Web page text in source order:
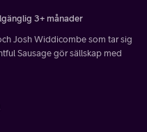
3+ månader
Josh Widdicombe som tar sig
Sausage gör sällskap med